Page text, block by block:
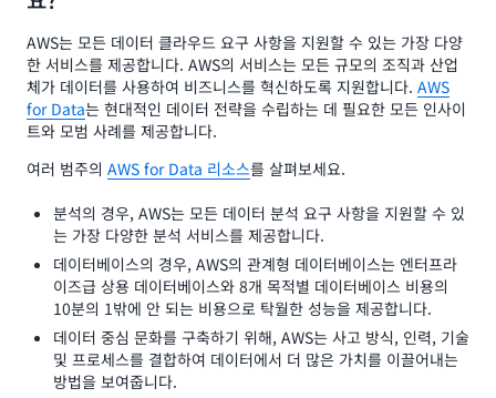
AWS는 모든 데이터 클라우드 요구 사항을 지원할 수 있는 가장 다양
한 서비스를 제공합니다. AWS의 서비스는 모든 규모의 조직과 산업
체가 데이터를 사용하여 비즈니스를 혁신하도록 지원합니다. AWS
for Data는 현대적인 데이터 전략을 수립하는 데 필요한 모든 인사이
트와 모범 사례를 제공합니다.
여러 범주의 AWS for Data 리소스를 살펴보세요.
분석의 경우, AWS는 모든 데이터 분석 요구 사항을 지원할 수 있
는 가장 다양한 분석 서비스를 제공합니다.
데이터베이스의 경우, AWS의 관계형 데이터베이스는 엔터프라
이즈급 상용 데이터베이스와 8개 목적별 데이터베이스 비용의
10분의 1밖에 안 되는 비용으로 탁월한 성능을 제공합니다.
데이터 중심 문화를 구축하기 위해, AWS는 사고 방식, 인력, 기술
및 프로세스를 결합하여 데이터에서 더 많은 가치를 이끌어내는
방법을 보여줍니다.